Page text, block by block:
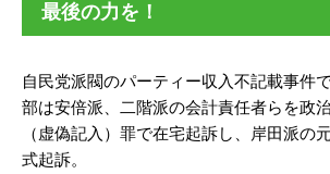
最後の力を！
自民党派閥のパーティー収入不記載事件
部は安倍派、二階派の会計責任者らを政
（虚偽記入）罪で在宅起訴し、岸田派の
式起訴。